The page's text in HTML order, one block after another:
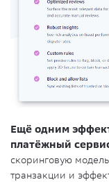
Ещё одним
платёжный
скоринговую
транзакции и